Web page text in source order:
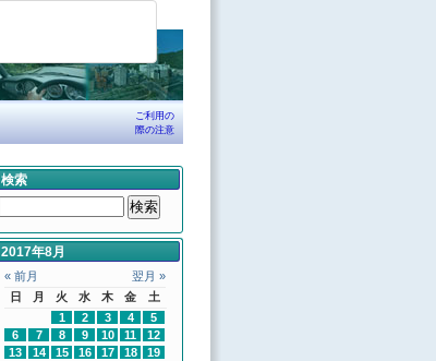
ご利用の
際の注意
検索
2017年8月
« 前月
翌月 »
日
月 火 水 木 金
土
1
2 3 4
5
6
7 8 9 10 11
12
13
14 15 16 17 18
19